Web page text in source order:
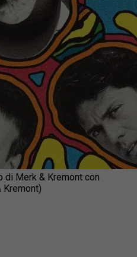
di Merk & Kremont con